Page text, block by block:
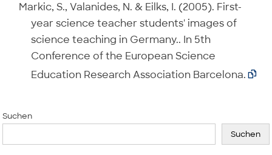
Markic, S., Valanides, N. & Eilks, I. (2005). First-
year science teacher students' images of
science teaching in Germany.. In 5th
Conference of the European Science
Education Research Association Barcelona. 
Suchen
Suchen